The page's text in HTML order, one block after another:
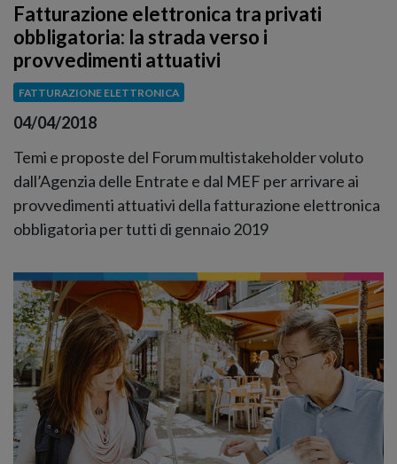
Fatturazione elettronica tra privati
obbligatoria: la strada verso i
provvedimenti attuativi
FATTURAZIONE ELETTRONICA
04/04/2018
Temi e proposte del Forum multistakeholder voluto
dall’Agenzia delle Entrate e dal MEF per arrivare ai
provvedimenti attuativi della fatturazione elettronica
obbligatoria per tutti di gennaio 2019